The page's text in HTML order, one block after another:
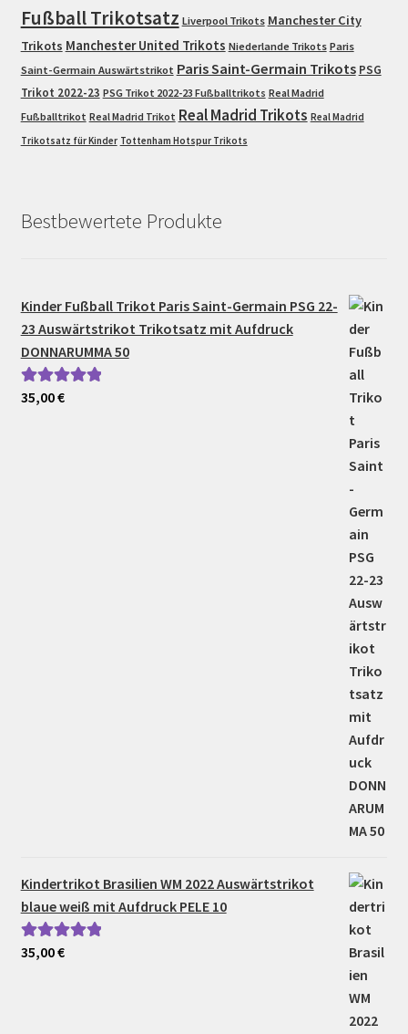
Fußball Trikotsatz Liverpool Trikots Manchester City
Trikots Manchester United Trikots Niederlande Trikots Paris
Saint-Germain Auswärtstrikot Paris Saint-Germain Trikots PSG
Trikot 2022-23 PSG Trikot 2022-23 Fußballtrikots Real Madrid
Fußballtrikot Real Madrid Trikot Real Madrid Trikots Real Madrid
Trikotsatz für Kinder Tottenham Hotspur Trikots
Bestbewertete Produkte
Kinder Fußball Trikot Paris Saint-Germain PSG 22-
23 Auswärtstrikot Trikotsatz mit Aufdruck
DONNARUMMA 50
Bewertet mit
35,00€
Kindertrikot Brasilien WM 2022 Auswärtstrikot
blaue weiß mit Aufdruck PELE 10
Bewertet mit
35,00€